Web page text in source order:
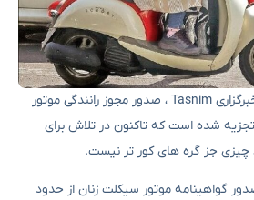
به گفته خبرنگار اجتماعی خبرگزاری Tasnim ، صدور مجوز رانندگی موتور
شده است که تاکنون در تلاش برای
چیزی جز گره های کور تر نیست.
گواهینامه موتور سیکلت زنان از حدود